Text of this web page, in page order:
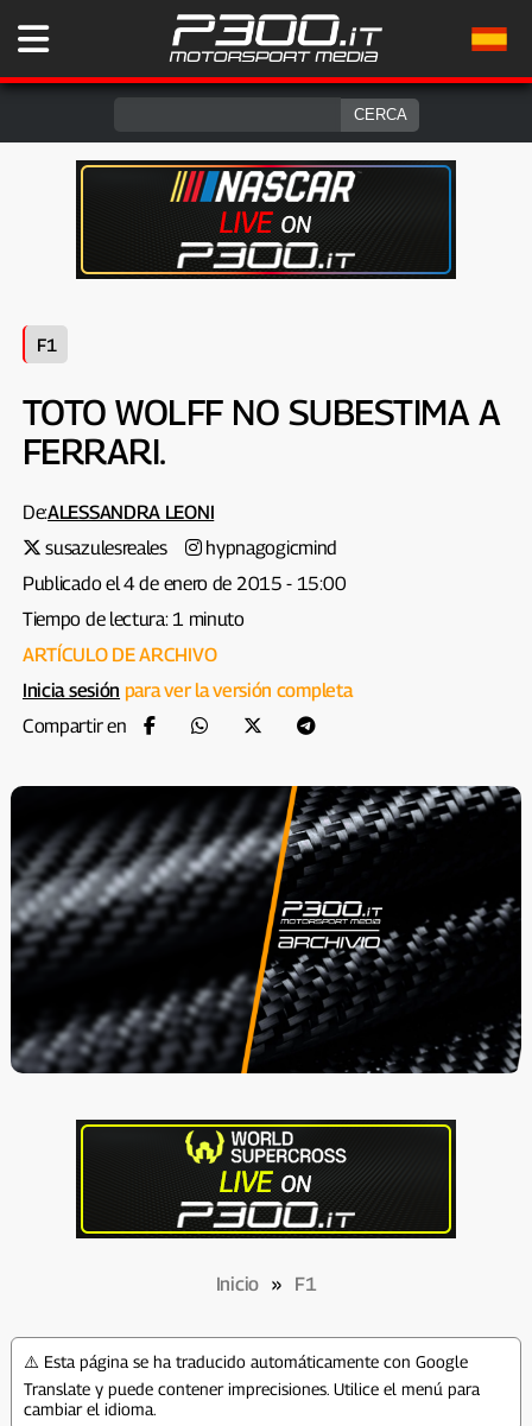
F1
TOTO WOLFF NO SUBESTIMA A
FERRARI.
De:ALESSANDRA LEONI
susazulesreales
hypnagogicmind
Publicado el 4 de enero de 2015 - 15:00
Tiempo de lectura: 1 minuto
ARTÍCULO DE ARCHIVO
Inicia sesión para ver la versión completa
Compartir en
Inicio» F1
⚠️ Esta página se ha traducido automáticamente con Google
Translate y puede contener imprecisiones. Utilice el menú para
cambiar el idioma.